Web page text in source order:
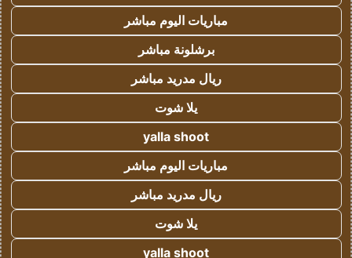
مباريات اليوم مباشر
برشلونة مباشر
ريال مدريد مباشر
يلا شوت
yalla shoot
مباريات اليوم مباشر
ريال مدريد مباشر
يلا شوت
yalla shoot